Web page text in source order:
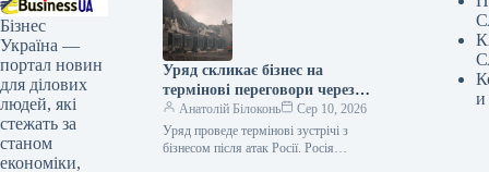
Бізнес
Україна —
портал новин
для ділових
людей, які
стежать за
станом
економіки,
Уряд скликає бізнес на
термінові переговори через
російські атаки
Анатолій Білоконь
Сер 10, 2026
Уряд проведе термінові зустрічі з
бізнесом після атак Росії. Росія
и